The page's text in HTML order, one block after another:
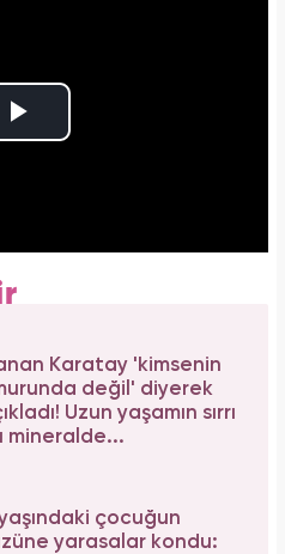
Karatay 'kimsenin
değil' diyerek
Uzun yaşamın sırrı
mineralde...
yaşındaki çocuğun
yarasalar kondu: